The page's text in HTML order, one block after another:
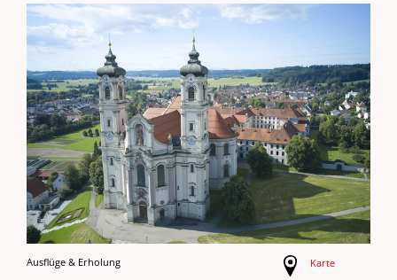
Ausflüge & Erholung Karte